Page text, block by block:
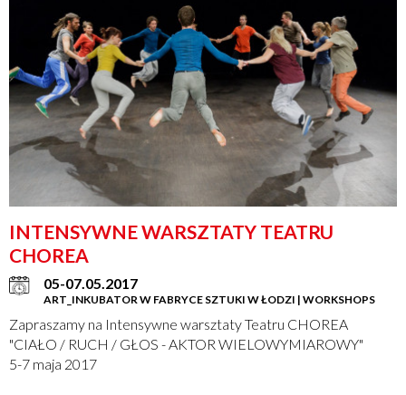
INTENSYWNE WARSZTATY TEATRU
CHOREA
05-07.05.2017
ART_INKUBATOR W FABRYCE SZTUKI W ŁODZI | WORKSHOPS
Zapraszamy na Intensywne warsztaty Teatru CHOREA
"CIAŁO / RUCH / GŁOS - AKTOR WIELOWYMIAROWY"
5-7 maja 2017